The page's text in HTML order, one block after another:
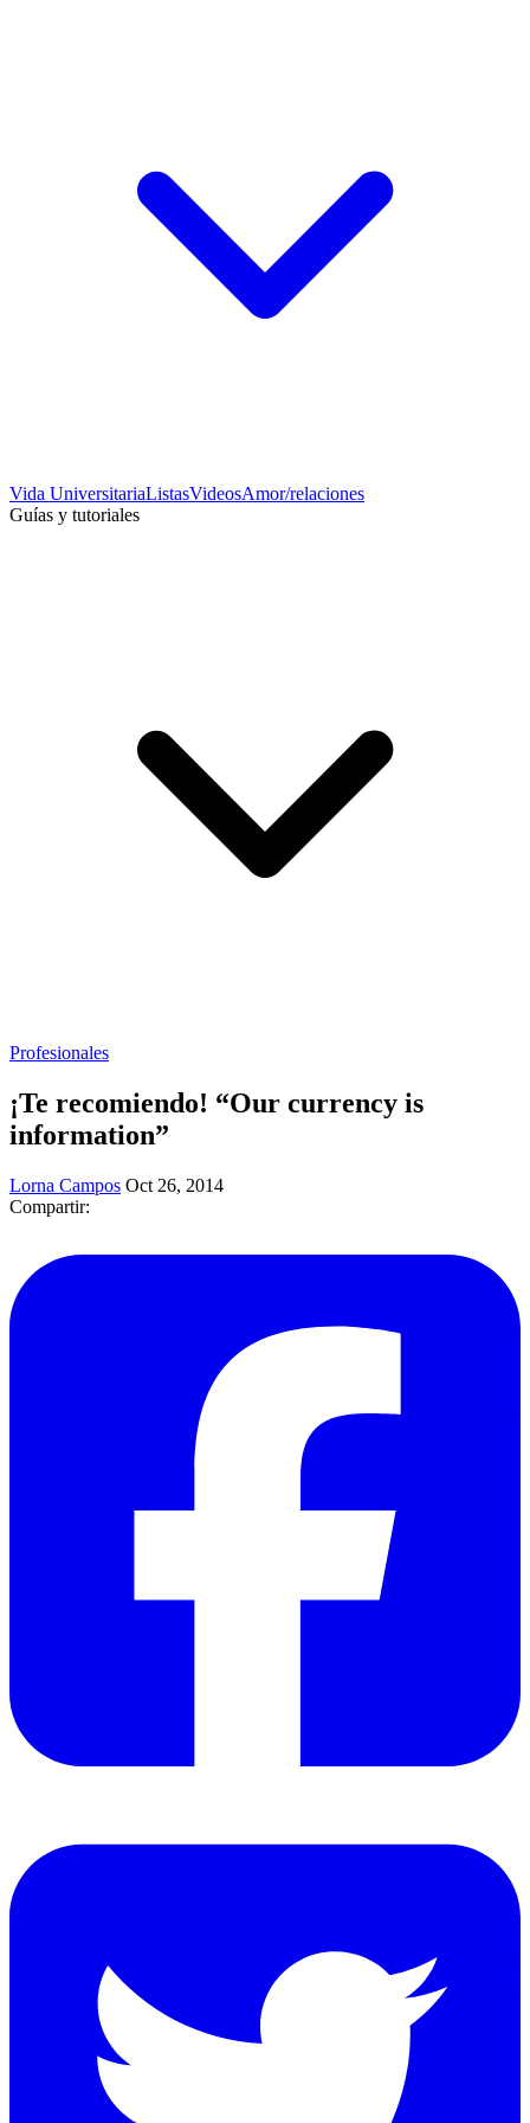
Vida UniversitariaListasVideosAmor/relaciones
Guías y tutoriales
Profesionales
¡Te recomiendo! “Our currency is
information”
Lorna Campos Oct 26, 2014
Compartir: